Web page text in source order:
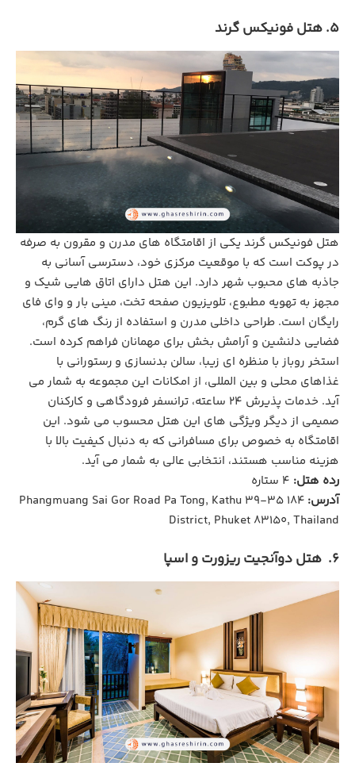
5. هتل فونیکس گرند
هتل فونیکس گرند یکی از اقامتگاه‌ های مدرن و مقرون ‌به‌ صرفه
در پوکت است که با موقعیت مرکزی خود، دسترسی آسانی به
جاذبه ‌های محبوب شهر دارد. این هتل دارای اتاق‌ هایی شیک و
مجهز به تهویه مطبوع، تلویزیون صفحه ‌تخت، مینی ‌بار و وای ‌فای
رایگان است. طراحی داخلی مدرن و استفاده از رنگ‌ های گرم،
فضایی دلنشین و آرامش‌ بخش برای مهمانان فراهم کرده است.
استخر روباز با منظره ‌ای زیبا، سالن بدنسازی و رستورانی با
غذاهای محلی و بین ‌المللی، از امکانات این مجموعه به شمار می
‌آید. خدمات پذیرش ۲۴ ساعته، ترانسفر فرودگاهی و کارکنان
صمیمی از دیگر ویژگی‌ های این هتل محسوب می ‌شود. این
اقامتگاه به‌ خصوص برای مسافرانی که به دنبال کیفیت بالا با
هزینه مناسب هستند، انتخابی عالی به شمار می ‌آید.
رده هتل:
آدرس:
184 35-39 Phangmuang Sai Gor Road Pa Tong, Kathu
District, Phuket 83150, Thailand
6. هتل دوآنجیت ریزورت و اسپا